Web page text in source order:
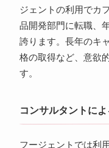
ジェントの利用でカ
品開発部門に転職、
誇ります。長年のキ
格の取得など、意欲
す。
コンサルタントに
フージェントでは利